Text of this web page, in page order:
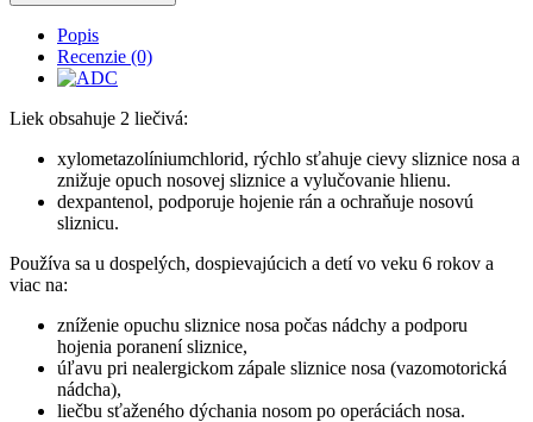
Popis
Recenzie (0)
Liek obsahuje 2 liečivá:
xylometazolíniumchlorid, rýchlo sťahuje cievy sliznice nosa a
znižuje opuch nosovej sliznice a vylučovanie hlienu.
dexpantenol, podporuje hojenie rán a ochraňuje nosovú
sliznicu.
Používa sa u dospelých, dospievajúcich a detí vo veku 6 rokov a
viac na:
zníženie opuchu sliznice nosa počas nádchy a podporu
hojenia poranení sliznice,
úľavu pri nealergickom zápale sliznice nosa (vazomotorická
nádcha),
liečbu sťaženého dýchania nosom po operáciách nosa.